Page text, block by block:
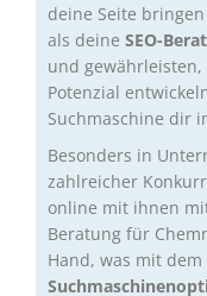
deine Seite
als deine SEO-
und
Potenzial
Suchmaschine dir
Besonders in
zahlreicher
online mit ihnen
Beratung für
Hand, was mit dem